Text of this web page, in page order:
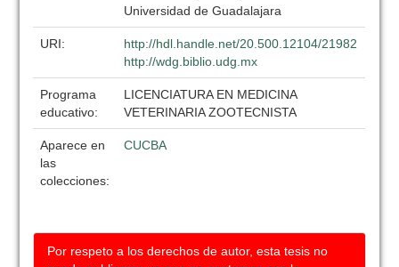
Universidad de Guadalajara
URI:
http://hdl.handle.net/20.500.12104/21982
http://wdg.biblio.udg.mx
Programa
educativo:
LICENCIATURA EN MEDICINA
VETERINARIA ZOOTECNISTA
Aparece en
las
colecciones:
CUCBA
Por respeto a los derechos de autor, esta tesis no